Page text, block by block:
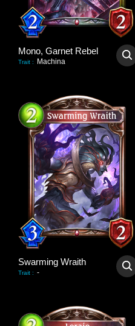
Mono, Garnet Rebel
Trait : Machina
Swarming Wraith
Trait : -